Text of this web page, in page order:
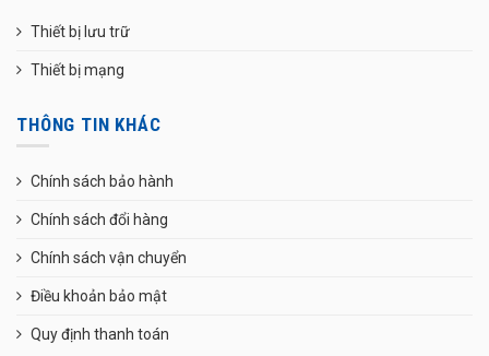
Thiết bị lưu trữ
Thiết bị mạng
THÔNG TIN KHÁC
Chính sách bảo hành
Chính sách đổi hàng
Chính sách vận chuyển
Điều khoản bảo mật
Quy định thanh toán